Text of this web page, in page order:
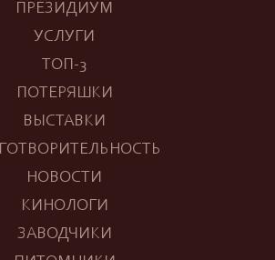
ПРЕЗИДИУМ
УСЛУГИ
ТОП-3
ПОТЕРЯШКИ
ВЫСТАВКИ
НОВОСТИ
КИНОЛОГИ
ЗАВОДЧИКИ